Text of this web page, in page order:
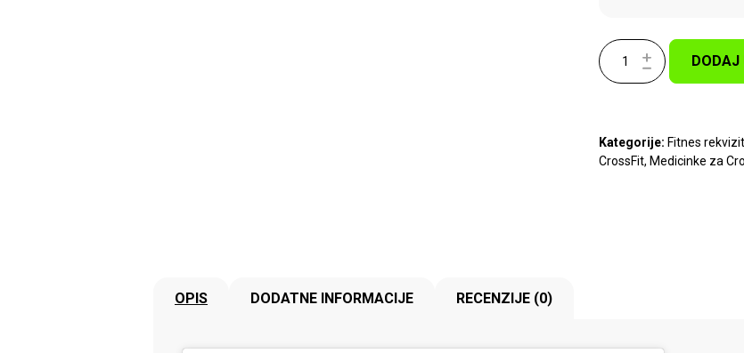
DODAJ
Kategorije: Fitnes
CrossFit, Medicinke za
OPIS DODATNE INFORMACIJE RECENZIJE (0)